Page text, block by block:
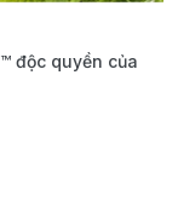
độc quyền của